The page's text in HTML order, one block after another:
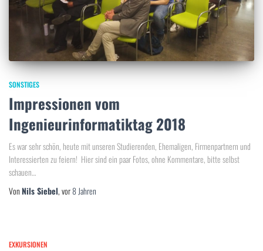
SONSTIGES
Impressionen vom
Ingenieurinformatiktag 2018
Es war sehr schön, heute mit unseren Studierenden, Ehemaligen, Firmenpartnern und
Interessierten zu feiern! Hier sind ein paar Fotos, ohne Kommentare, bitte selbst
schauen…
VonNils Siebel, vor8 Jahren
EXKURSIONEN